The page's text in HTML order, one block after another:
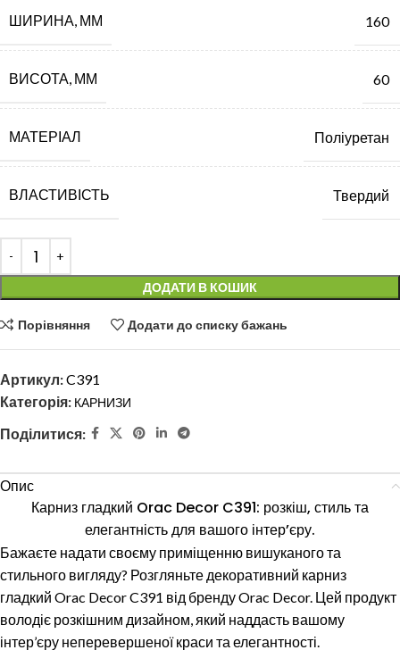
ШИРИНА, ММ 160
ВИСОТА, ММ 60
МАТЕРІАЛ Поліуретан
ВЛАСТИВІСТЬ Твердий
ДОДАТИ В КОШИК
Порівняння Додати до списку бажань
Артикул:C391
Категорія: КАРНИЗИ
Поділитися:
Опис
Карниз гладкий Orac Decor C391: розкіш, стиль та
елегантність для вашого інтер’єру.
Бажаєте надати своєму приміщенню вишуканого та
стильного вигляду? Розгляньте декоративний карниз
гладкий Orac Decor C391 від бренду Orac Decor. Цей продукт
володіє розкішним дизайном, який наддасть вашому
інтер’єру неперевершеної краси та елегантності.